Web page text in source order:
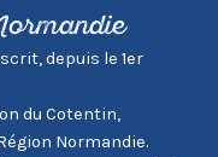
depuis le 1er
du Cotentin,
Normandie.